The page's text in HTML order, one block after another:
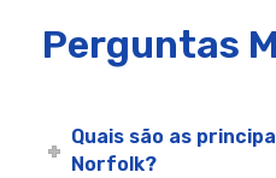
Norfolk Holiday Dinner
Cruzeiro com jantar de
Norfolk 4 de Julho
Perguntas
Quais são as
Norfolk?